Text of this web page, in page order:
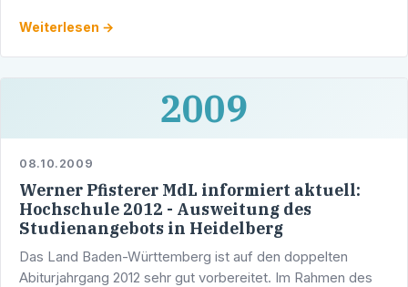
Weiterlesen →
2009
08.10.2009
Werner Pfisterer MdL informiert aktuell:
Hochschule 2012 - Ausweitung des
Studienangebots in Heidelberg
Das Land Baden-Württemberg ist auf den doppelten
Abiturjahrgang 2012 sehr gut vorbereitet. Im Rahmen des